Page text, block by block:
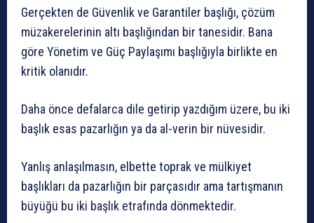
Gerçekten de Güvenlik ve Garantiler başlığı, çözüm
müzakerelerinin altı başlığından bir tanesidir. Bana
göre Yönetim ve Güç Paylaşımı başlığıyla birlikte en
kritik olanıdır.
Daha önce defalarca dile getirip yazdığım üzere, bu iki
başlık esas pazarlığın ya da al-verin bir nüvesidir.
Yanlış anlaşılmasın, elbette toprak ve mülkiyet
başlıkları da pazarlığın bir parçasıdır ama tartışmanın
büyüğü bu iki başlık etrafında dönmektedir.